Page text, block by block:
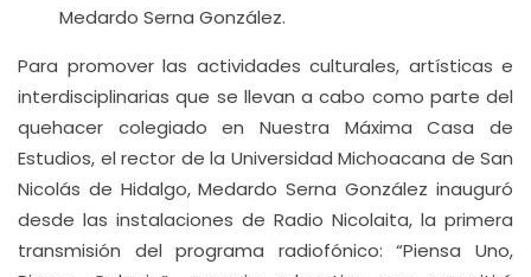
Medardo Serna González.
Para promover las actividades culturales, artísticas e
interdisciplinarias que se llevan a cabo como parte del
quehacer colegiado en Nuestra Máxima Casa de
Estudios, el rector de la Universidad Michoacana de San
Nicolás de Hidalgo, Medardo Serna González inauguró
desde las instalaciones de Radio Nicolaita, la primera
transmisión del programa radiofónico: “Piensa Uno,